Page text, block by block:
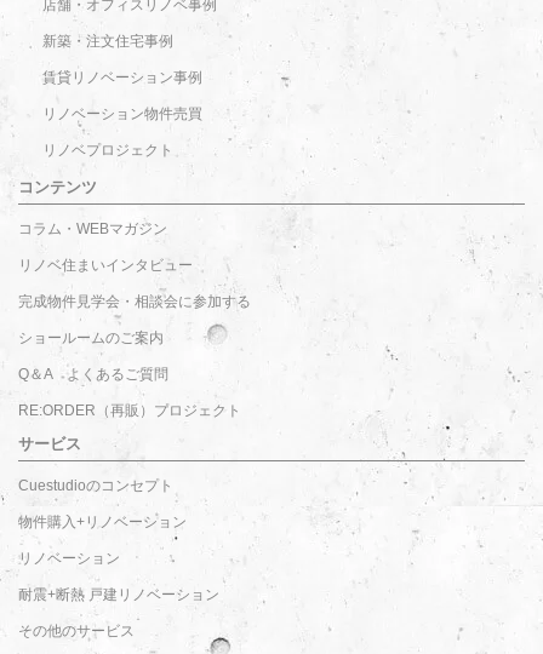
店舗・オフィスリノベ事例
新築・注文住宅事例
賃貸リノベーション事例
リノベーション物件売買
リノベプロジェクト
コンテンツ
コラム・WEBマガジン
リノベ住まいインタビュー
完成物件見学会・相談会に参加する
ショールームのご案内
Q＆A よくあるご質問
RE:ORDER（再販）プロジェクト
サービス
Cuestudioのコンセプト
物件購入+リノベーション
リノベーション
耐震+断熱 戸建リノベーション
その他のサービス